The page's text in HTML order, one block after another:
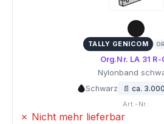
TALLY GENICOM
Org.Nr. LA 31
Nylonband
Schwarz 📄 ca.
Art.-Nr.:
✗ Nicht mehr lieferbar